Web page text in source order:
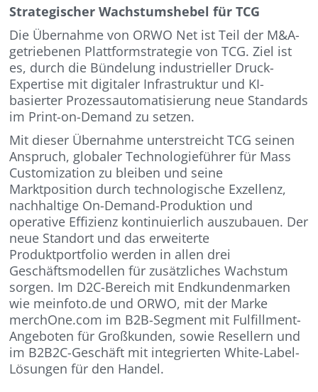
Strategischer Wachstumshebel für TCG
Die Übernahme von ORWO Net ist Teil der M&A-
getriebenen Plattformstrategie von TCG. Ziel ist
es, durch die Bündelung industrieller Druck-
Expertise mit digitaler Infrastruktur und KI-
basierter Prozessautomatisierung neue Standards
im Print-on-Demand zu setzen.
Mit dieser Übernahme unterstreicht TCG seinen
Anspruch, globaler Technologieführer für Mass
Customization zu bleiben und seine
Marktposition durch technologische Exzellenz,
nachhaltige On-Demand-Produktion und
operative Effizienz kontinuierlich auszubauen. Der
neue Standort und das erweiterte
Produktportfolio werden in allen drei
Geschäftsmodellen für zusätzliches Wachstum
sorgen. Im D2C-Bereich mit Endkundenmarken
wie meinfoto.de und ORWO, mit der Marke
merchOne.com im B2B-Segment mit Fulfillment-
Angeboten für Großkunden, sowie Resellern und
im B2B2C-Geschäft mit integrierten White-Label-
Lösungen für den Handel.